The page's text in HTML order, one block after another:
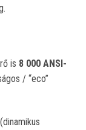
is 8 000 ANSI-
/ “eco”
(dinamikus